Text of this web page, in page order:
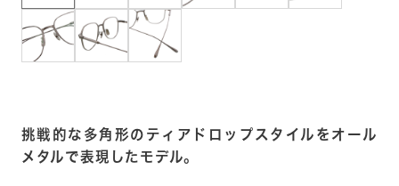
挑戦的な多角形のティアドロップスタイルをオール
メタルで表現したモデル。